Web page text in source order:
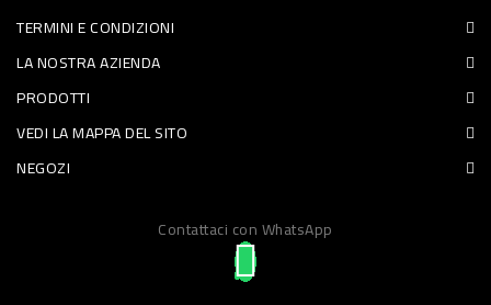
PRONTI
E
CONDIMENTI
TERMINI E CONDIZIONI
LA NOSTRA AZIENDA
PRODOTTI
VEDI LA MAPPA DEL SITO
NEGOZI
Contattaci con WhatsApp